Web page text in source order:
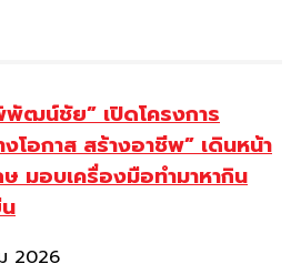
ฒน์ชัย” เปิดโครงการ
โอกาส สร้างอาชีพ” เดินหน้า
มอบเครื่องมือทำมาหากิน
2026